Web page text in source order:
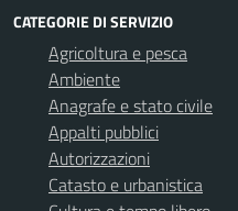
CATEGORIE DI SERVIZIO
Agricoltura e pesca
Ambiente
Anagrafe e stato civile
Appalti pubblici
Autorizzazioni
Catasto e urbanistica